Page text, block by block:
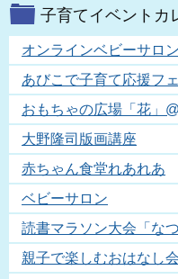
子育てイベントカ
オンラインベビーサロン
あびこで子育て応援フ
おもちゃの広場「花」
大野隆司版画講座
赤ちゃん食堂れあれあ
ベビーサロン
読書マラソン大会「な
親子で楽しむおはなし